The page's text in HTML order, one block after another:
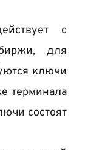
с
для
ключи
терминала
состоят